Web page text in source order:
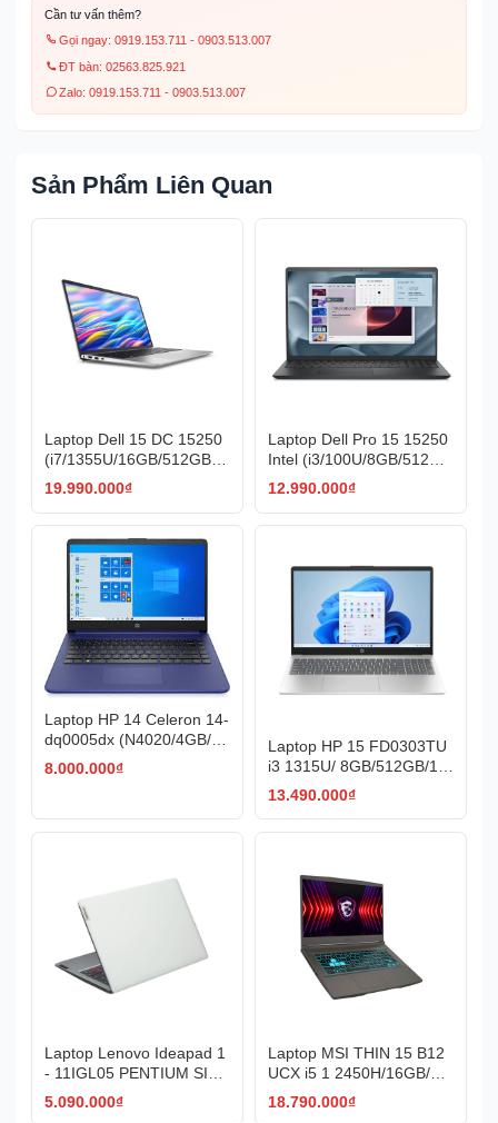
Cần tư vấn thêm?
Gọi ngay: 0919.153.711 - 0903.513.007
ĐT bàn: 02563.825.921
Zalo: 0919.153.711 - 0903.513.007
Sản Phẩm Liên Quan
Laptop Dell 15 DC 15250
(i7/1355U/16GB/512GBS
SD/15.6"/FHD/Win11/Silve
r_MCW52) NK
19.990.000₫
Laptop Dell Pro 15 15250
Intel (i3/100U/8GB/512GB
/15.6"/FHD/Black_VKVKD)
12.990.000₫
Laptop HP 14 Celeron 14-
dq0005dx (N4020/4GB/64
GB/14icnh/HD/Webcam/Bl
ue)
8.000.000₫
Laptop HP 15 FD0303TU
i3 1315U/ 8GB/512GB/15.
6"F/WIN11
13.490.000₫
Laptop Lenovo Ideapad 1
- 11IGL05 PENTIUM SILV
ER (N5030,4GB_DDR4,S
SD 256GB,11.6"HD Win 1
5.090.000₫
Laptop MSI THIN 15 B12
UCX i5 1 2450H/16GB/51
2GB/4GB RTX3050/15.6"
F/144Hz/WIN11/(2045VN)
18.790.000₫